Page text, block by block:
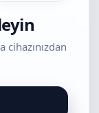
cihazınızdan